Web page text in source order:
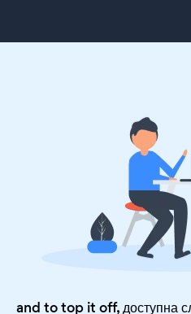
and to top it off, доступна